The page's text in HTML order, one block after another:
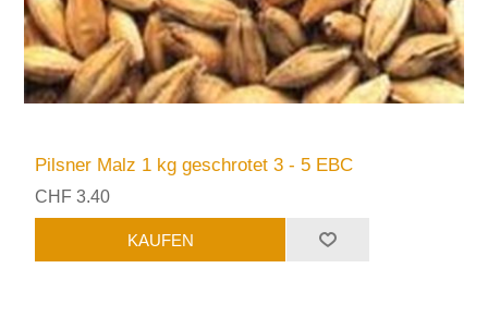
Pilsner Malz 1 kg geschrotet 3 - 5 EBC
CHF 3.40